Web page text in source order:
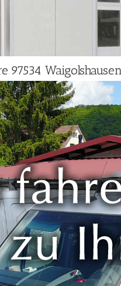
97534